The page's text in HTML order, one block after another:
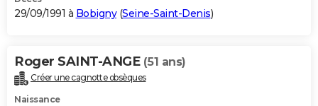
29/09/1991 à Bobigny(Seine-Saint-Denis)
Roger SAINT-ANGE (51 ans)
Créer une cagnotte obsèques
Naissance